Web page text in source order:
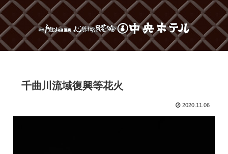
千曲川流域復興等花火
2020.11.06